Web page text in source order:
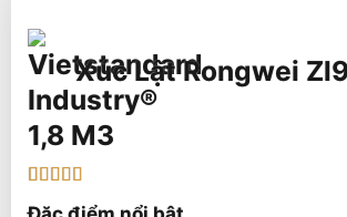
Xúc Lật Rongwei
1,8 M3
trên 5 dựa